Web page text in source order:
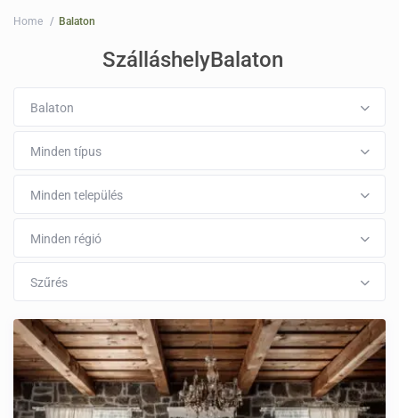
Home Balaton
SzálláshelyBalaton
Balaton
Minden típus
Minden település
Minden régió
Szűrés